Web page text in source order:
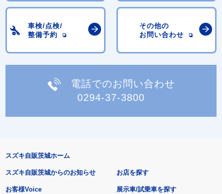
車検/点検/
整備予約
その他の
お問い合わせ
電話でのお問い合わせ
0294-37-3800
スズキ自販茨城ホーム
スズキ自販茨城からのお知らせ
お客様Voice
お店を探す
展示車/試乗車を探す